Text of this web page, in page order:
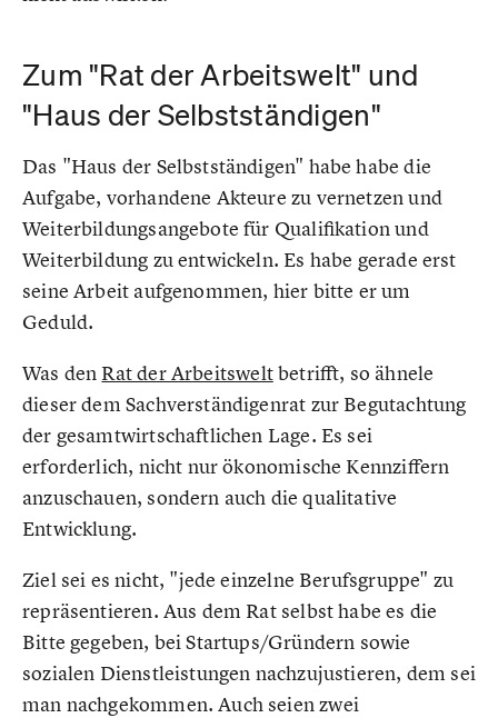
Zum "Rat der Arbeitswelt" und
"Haus der Selbstständigen"
Das "Haus der Selbstständigen" habe habe die
Aufgabe, vorhandene Akteure zu vernetzen und
Weiterbildungsangebote für Qualifikation und
Weiterbildung zu entwickeln. Es habe gerade erst
seine Arbeit aufgenommen, hier bitte er um
Geduld.
Was den Rat der Arbeitsweltbetrifft, so ähnele
dieser dem Sachverständigenrat zur Begutachtung
der gesamtwirtschaftlichen Lage. Es sei
erforderlich, nicht nur ökonomische Kennziffern
anzuschauen, sondern auch die qualitative
Entwicklung.
Ziel sei es nicht, "jede einzelne Berufsgruppe" zu
repräsentieren. Aus dem Rat selbst habe es die
Bitte gegeben, bei Startups/Gründern sowie
sozialen Dienstleistungen nachzujustieren, dem sei
man nachgekommen. Auch seien zwei